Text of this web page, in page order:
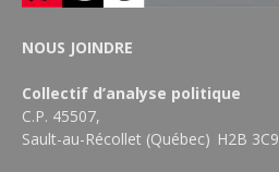
NOUS JOINDRE
Collectif d’analyse politique
C.P. 45507,
Sault-au-Récollet (Québec) H2B 3C9